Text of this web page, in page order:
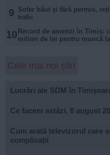
9 Șofer băut și fără permis,
trafic
10 Record de amenzi în Timiș:
milion de lei pentru muncă
Cele mai noi știri
Lucrări ale SDM în
Ce facem astăzi, 8 august
Cum arată televizorul care
complicații